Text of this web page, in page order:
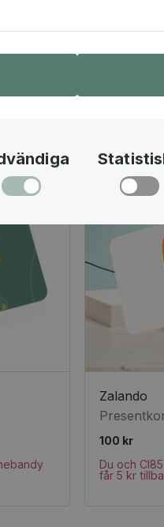
Zalando
100 kr
Du och
får 5 kr